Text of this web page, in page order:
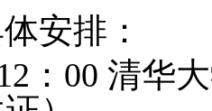
安排：
12：00 清华